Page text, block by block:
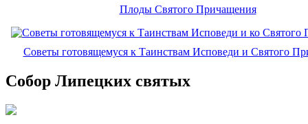
Плоды Святого Причащения
Советы готовящемуся к Таинствам Исповеди и Святого
Собор Липецких святых